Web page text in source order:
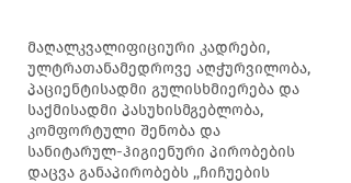
მაღალკვალიფიციური კადრები,
ულტრათანამედროვე აღჭურვილობა,
პაციენტისადმი გულისხმიერება და
საქმისადმი პასუხისმგებლობა,
კომფორტული შენობა და
სანიტარულ-ჰიგიენური პირობების
დაცვა განაპირობებს ,,ჩიჩუების